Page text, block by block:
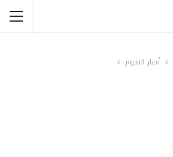
أخبار النجوم